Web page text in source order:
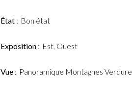
État Bon état
Exposition Est, Ouest
Vue Panoramique Montagnes Verdure